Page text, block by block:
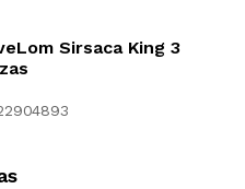
Sirsaca King 3